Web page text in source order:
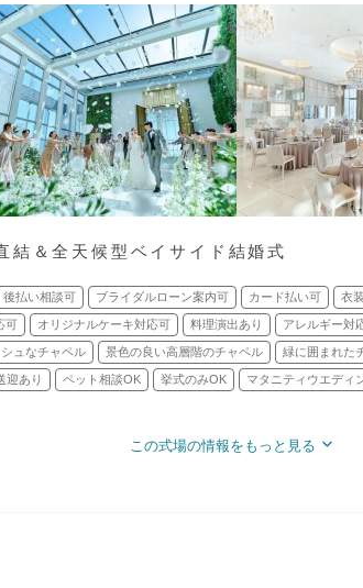
結＆全天候型ベイサイド結婚式
後払い相談可 ブライダルローン案内可 カード払い可 衣
可 オリジナルケーキ対応可 料理演出あり アレルギー対
ュなチャペル 景色の良い高層階のチャペル 緑に囲まれた
迎あり ペット相談OK 挙式のみOK マタニティウエディ
この式場の情報をもっと見る